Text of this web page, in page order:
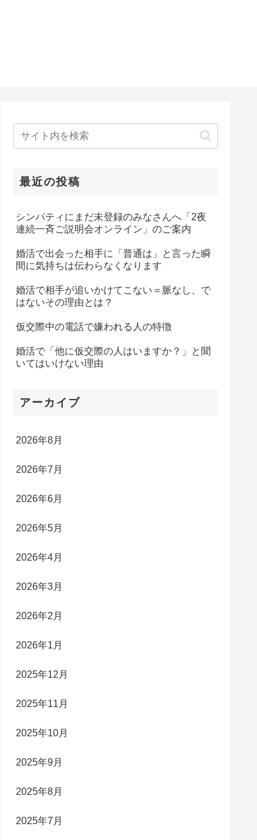
最近の投稿
シンパティにまだ未登録のみなさんへ「2夜
連続一斉ご説明会オンライン」のご案内
婚活で出会った相手に「普通は」と言った瞬
間に気持ちは伝わらなくなります
婚活で相手が追いかけてこない＝脈なし、で
はないその理由とは？
仮交際中の電話で嫌われる人の特徴
婚活で「他に仮交際の人はいますか？」と聞
いてはいけない理由
アーカイブ
2026年8月
2026年7月
2026年6月
2026年5月
2026年4月
2026年3月
2026年2月
2026年1月
2025年12月
2025年11月
2025年10月
2025年9月
2025年8月
2025年7月